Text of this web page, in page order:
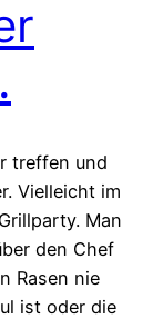
treffen und
Vielleicht im
Man
den Chef
Rasen nie
ist oder die